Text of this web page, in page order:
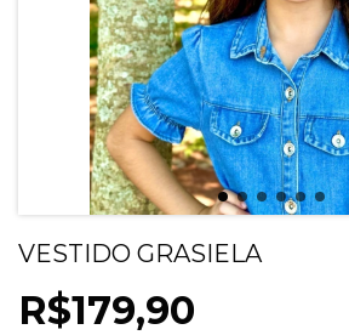
VESTIDO GRASIELA
R$179,90